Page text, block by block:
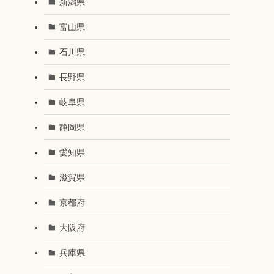
富山県
石川県
長野県
岐阜県
静岡県
愛知県
滋賀県
京都府
大阪府
兵庫県